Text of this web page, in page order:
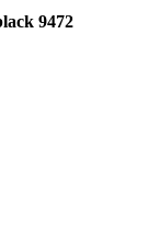
9472